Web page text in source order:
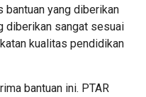
bantuan yang diberikan
diberikan sangat sesuai
kualitas pendidikan
bantuan ini. PTAR